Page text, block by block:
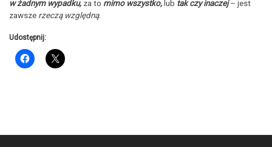
w żadnym wypadku, za to mimo wszystko, lub tak czy inaczej– jest
zawsze rzeczą względną.
Udostępnij: